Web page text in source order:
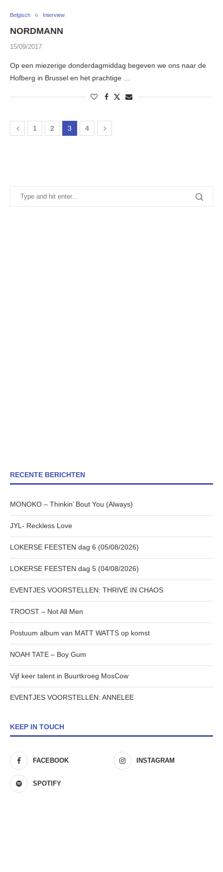
Belgisch Interview
NORDMANN
15/09/2017
Op een miezerige donderdagmiddag begeven we ons naar de
Hofberg in Brussel en het prachtige …
1 2 3 4
RECENTE BERICHTEN
MONOKO – Thinkin’ Bout You (Always)
JYL- Reckless Love
LOKERSE FEESTEN dag 6 (05/08/2026)
LOKERSE FEESTEN dag 5 (04/08/2026)
EVENTJES VOORSTELLEN: THRIVE IN CHAOS
TROOST – Not All Men
Postuum album van MATT WATTS op komst
NOAH TATE – Boy Gum
Vijf keer talent in Buurtkroeg MosCow
EVENTJES VOORSTELLEN: ANNELEE
KEEP IN TOUCH
FACEBOOK INSTAGRAM
SPOTIFY